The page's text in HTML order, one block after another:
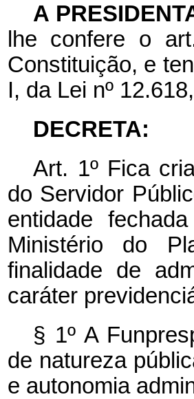
A
lhe confere o
Constituição, e
I, da Lei nº
DECRETA:
Art. 1º Fica
do Servidor
entidade
Ministério do
finalidade de
caráter
§ 1º A
de natureza
e autonomia